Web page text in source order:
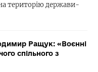
на територію держави-
Ращук: «Воєнні
спільного з